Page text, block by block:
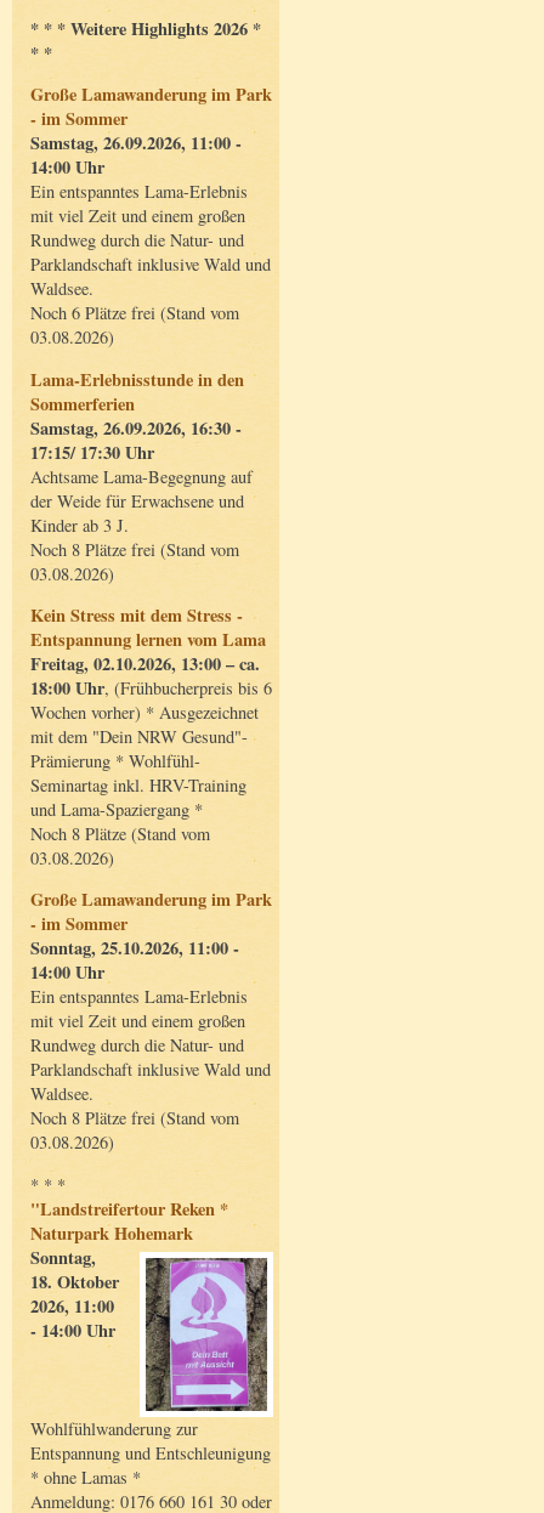
* * * Weitere Highlights 2026 *
* *
Große Lamawanderung im Park
- im Sommer
Samstag, 26.09.2026, 11:00 -
14:00 Uhr
Ein entspanntes Lama-Erlebnis
mit viel Zeit und einem großen
Rundweg durch die Natur- und
Parklandschaft inklusive Wald und
Waldsee.
Noch 6 Plätze frei (Stand vom
03.08.2026)
Lama-Erlebnisstunde in den
Sommerferien
Samstag, 26.09.2026, 16:30 -
17:15/ 17:30 Uhr
Achtsame Lama-Begegnung auf
der Weide für Erwachsene und
Kinder ab 3 J.
Noch 8 Plätze frei (Stand vom
03.08.2026)
Kein Stress mit dem Stress -
Entspannung lernen vom Lama
Freitag, 02.10.2026, 13:00 – ca.
18:00 Uhr, (Frühbucherpreis bis 6
Wochen vorher) * Ausgezeichnet
mit dem "Dein NRW Gesund"-
Prämierung * Wohlfühl-
Seminartag inkl. HRV-Training
und Lama-Spaziergang *
Noch 8 Plätze (Stand vom
03.08.2026)
Große Lamawanderung im Park
- im Sommer
Sonntag, 25.10.2026, 11:00 -
14:00 Uhr
Ein entspanntes Lama-Erlebnis
mit viel Zeit und einem großen
Rundweg durch die Natur- und
Parklandschaft inklusive Wald und
Waldsee.
Noch 8 Plätze frei (Stand vom
03.08.2026)
* * *
"Landstreifertour Reken *
Naturpark Hohemark
Sonntag,
18. Oktober
2026, 11:00
- 14:00 Uhr
Wohlfühlwanderung zur
Entspannung und Entschleunigung
* ohne Lamas *
Anmeldung: 0176 660 161 30 oder